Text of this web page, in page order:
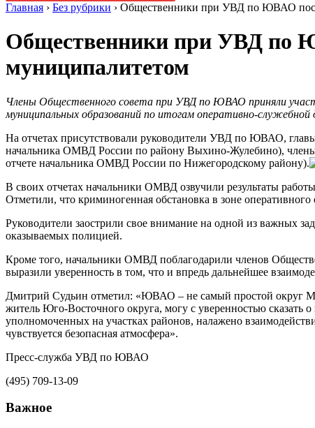
Главная › Без рубрики › Общественники при УВД по ЮВАО
Общественники при УВД по
муниципалитетом
Члены Общественного совета при УВД по ЮВАО приняли
муниципальных образований по итогам оперативно-служебной
На отчетах присутствовали руководители УВД по ЮВАО,
начальника ОМВД России по району Выхино-Жулебино),
отчете начальника ОМВД России по Нижегородскому району).
В своих отчетах начальники ОМВД озвучили результаты
Отметили, что криминогенная обстановка в зоне
Руководители заострили свое внимание на одной из важных
оказываемых полицией.
Кроме того, начальники ОМВД поблагодарили членов
выразили уверенность в том, что и впредь дальнейшее
Дмитрий Судьин отметил: «ЮВАО – не самый простой округ
житель Юго-Восточного округа, могу с уверенностью
уполномоченных на участках районов, налажено
чувствуется безопасная атмосфера».
Пресс-служба УВД по ЮВАО
(495) 709-13-09
Важное